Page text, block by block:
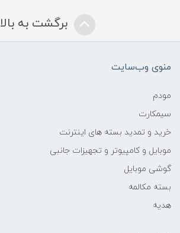
برگشت به بالا
منوی وب‌سایت
مودم
سیمکارت
خرید و تمدید بسته های اینترنت
موبایل و کامپیوتر و تجهیزات جانبی
گوشی موبایل
بسته مکالمه
هدیه